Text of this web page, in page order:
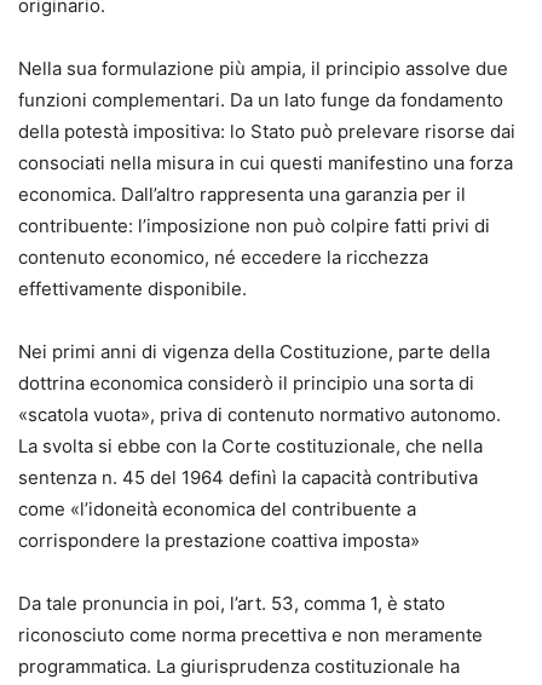
coordinamento della normativa speciale esattoriale alle
previsioni amministrative, agli istituti civilistici, nonché
alle norme penali (ad es. la sospensione disposta dal PM a
seguito di denuncia per usura).
Al professionista viene offerto un quadro completo del suo
perimetro d’azione, con l’indicazione puntuale delle
circolari, dei provvedimenti e risposte della P.A., e dei
vademecum e linee guida dei tribunali.
Leonarda D’Alonzo
Avvocato, già Giudice Onorario presso il tribunale di
Ferrara e Giudice dell’Esecuzione in esecuzioni mobiliari,
esecuzioni esattoriali mobiliari e immobiliari e
opposizione all’esecuzione nella fase cautelare.
originario.
Nella sua formulazione più ampia, il principio assolve due
funzioni complementari. Da un lato funge da fondamento
della potestà impositiva: lo Stato può prelevare risorse dai
consociati nella misura in cui questi manifestino una forza
economica. Dall’altro rappresenta una garanzia per il
contribuente: l’imposizione non può colpire fatti privi di
contenuto economico, né eccedere la ricchezza
effettivamente disponibile.
Nei primi anni di vigenza della Costituzione, parte della
dottrina economica considerò il principio una sorta di
«scatola vuota», priva di contenuto normativo autonomo.
La svolta si ebbe con la Corte costituzionale, che nella
sentenza n. 45 del 1964 definì la capacità contributiva
come «l’idoneità economica del contribuente a
corrispondere la prestazione coattiva imposta»
Da tale pronuncia in poi, l’art. 53, comma 1, è stato
riconosciuto come norma precettiva e non meramente
programmatica. La giurisprudenza costituzionale ha